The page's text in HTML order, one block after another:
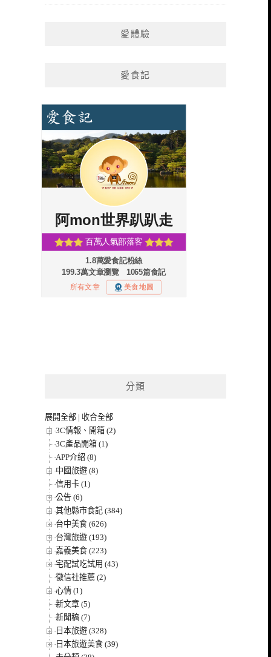
愛體驗
愛食記
分類
展開全部 | 收合全部
3C情報、開箱 (2)
3C產品開箱 (1)
APP介紹 (8)
中國旅遊 (8)
信用卡 (1)
公告 (6)
其他縣市食記 (384)
台中美食 (626)
台灣旅遊 (193)
嘉義美食 (223)
宅配試吃試用 (43)
徵信社推薦 (2)
心情 (1)
新文章 (5)
新聞稿 (7)
日本旅遊 (328)
日本旅遊美食 (39)